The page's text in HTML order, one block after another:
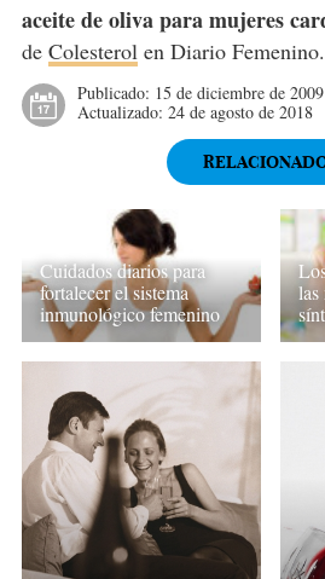
aceite de oliva para mujeres
de Colesterolen Diario Femenino.
Publicado: 15 de diciembre de 2009
Actualizado: 24 de agosto de 2018
Cuidados diarios para
fortalecer el sistema
inmunológico femenino
las